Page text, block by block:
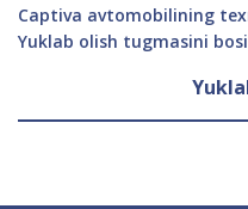
Captiva avtomobilining
Yuklab olish tugmasini